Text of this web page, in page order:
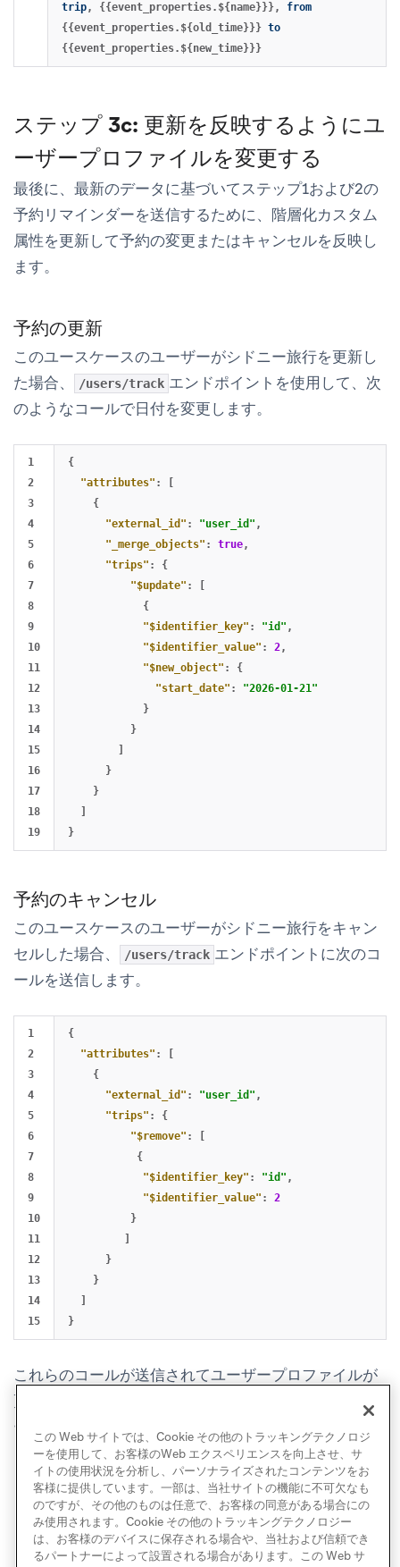
trip, {{event_properties.${name}}},
from
{{event_properties.${old_time}}} to
{{event_properties.${new_time}}}
ステップ 3c: 更新を反映するようにユ
ーザープロファイルを変更する
最後に、最新のデータに基づいてステップ1および2の
予約リマインダーを送信するために、階層化カスタム
属性を更新して予約の変更またはキャンセルを反映し
ます。
予約の更新
このユースケースのユーザーがシドニー旅行を更新し
た場合、
/users/track エンドポイントを使用して、次
のようなコールで日付を変更します。
1
2
3
4
5
6
7
8
9
10
11
12
13
14
15
16
17
18
{
"attributes" :
{
"external_id" : "user_id" ,
"_merge_objects" : true,
"trips" :
{
"$update" :
{
"$identifier_key" : "id" ,
"$identifier_value" : 2,
"$new_object" :
{
"start_date" :
"2026-01-21"
}
}
}
}
}
予約のキャンセル
このユースケースのユーザーがシドニー旅行をキャン
セルした場合、
/users/track エンドポイントに次のコ
ールを送信します。
1
2
3
4
5
6
7
8
9
10
11
12
13
14
{
"attributes" :
{
"external_id" : "user_id" ,
"trips" :
{
"$remove" :
{
"$identifier_key" : "id" ,
"$identifier_value" :
2
}
}
}
}
これらのコールが送信されてユーザープロファイルが
更新されると、予約リマインダーメッセージにユーザ
ーの予約日に関する最新のデータが反映されます。
この Web サイトでは、Cookie その他のトラッキングテクノロジ
ーを使用して、お客様のWeb エクスペリエンスを向上させ、サ
イトの使用状況を分析し、パーソナライズされたコンテンツをお
客様に提供しています。一部は、当社サイトの機能に不可欠なも
のですが、その他のものは任意で、お客様の同意がある場合にの
み使用されます。Cookie その他のトラッキングテクノロジー
は、お客様のデバイスに保存される場合や、当社および信頼でき
るパートナーによって設置される場合があります。この Web サ